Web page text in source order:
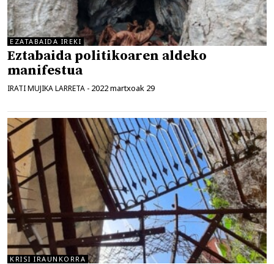
EZATABAIDA IREKI
Eztabaida politikoaren aldeko
manifestua
IRATI MUJIKA LARRETA - 2022 martxoak 29
KRISI IRAUNKORRA